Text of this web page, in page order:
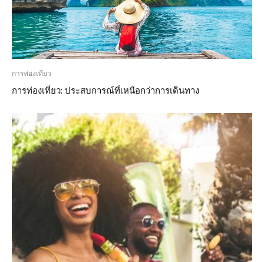
การท่องเที่ยว
การท่องเที่ยว: ประสบการณ์ที่เหนือกว่าการเดินทาง